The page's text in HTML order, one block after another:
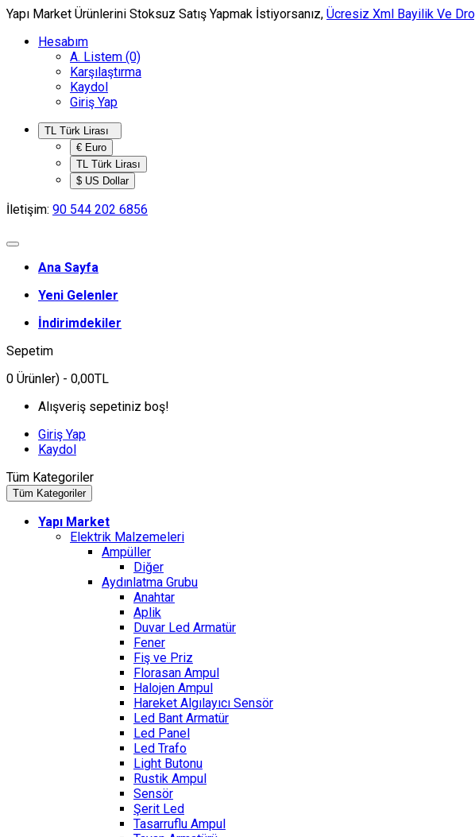
Yapı Market Ürünlerini Stoksuz Satış Yapmak İstiyorsanız, Ücresiz Xml Bayilik Ve
Hesabım
A. Listem (0)
Karşılaştırma
Kaydol
Giriş Yap
€ Euro
TL Türk Lirası
$ US Dollar
İletişim: 90 544 202 6856
Ana Sayfa
Yeni Gelenler
İndirimdekiler
Sepetim
0 Ürünler) - 0,00TL
Alışveriş sepetiniz boş!
Giriş Yap
Kaydol
Tüm Kategoriler
Tüm Kategoriler
Yapı Market
Elektrik Malzemeleri
Ampüller
Diğer
Aydınlatma Grubu
Anahtar
Aplik
Duvar Led Armatür
Fener
Fiş ve Priz
Florasan Ampul
Halojen Ampul
Hareket Algılayıcı Sensör
Led Bant Armatür
Led Panel
Led Trafo
Light Butonu
Rustik Ampul
Sensör
Şerit Led
Tasarruflu Ampul